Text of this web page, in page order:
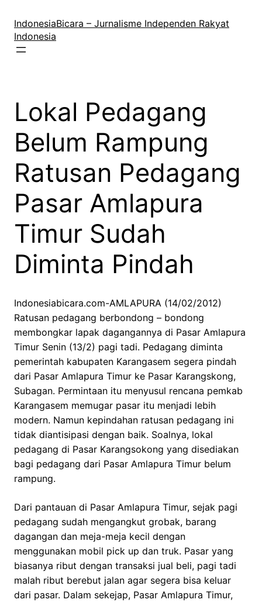
konten
IndonesiaBicara – Jurnalisme Independen Rakyat
Indonesia
Lokal Pedagang
Belum Rampung
Ratusan Pedagang
Pasar Amlapura
Timur Sudah
Diminta Pindah
Indonesiabicara.com-AMLAPURA (14/02/2012)
Ratusan pedagang berbondong – bondong
membongkar lapak dagangannya di Pasar Amlapura
Timur Senin (13/2) pagi tadi. Pedagang diminta
pemerintah kabupaten Karangasem segera pindah
dari Pasar Amlapura Timur ke Pasar Karangskong,
Subagan. Permintaan itu menyusul rencana pemkab
Karangasem memugar pasar itu menjadi lebih
modern. Namun kepindahan ratusan pedagang ini
tidak diantisipasi dengan baik. Soalnya, lokal
pedagang di Pasar Karangsokong yang disediakan
bagi pedagang dari Pasar Amlapura Timur belum
rampung.
Dari pantauan di Pasar Amlapura Timur, sejak pagi
pedagang sudah mengangkut grobak, barang
dagangan dan meja-meja kecil dengan
menggunakan mobil pick up dan truk. Pasar yang
biasanya ribut dengan transaksi jual beli, pagi tadi
malah ribut berebut jalan agar segera bisa keluar
dari pasar. Dalam sekejap, Pasar Amlapura Timur,